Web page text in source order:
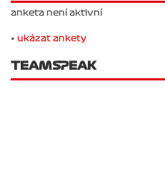
anketa není aktivní
• ukázat ankety
TEAMSPEAK